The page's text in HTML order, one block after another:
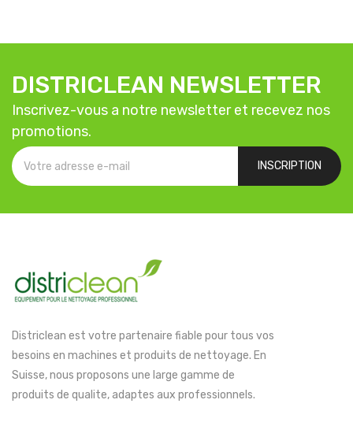
DISTRICLEAN NEWSLETTER
Inscrivez-vous a notre newsletter et recevez nos
promotions.
INSCRIPTION
Districlean est votre partenaire fiable pour tous vos
besoins en machines et produits de nettoyage. En
Suisse, nous proposons une large gamme de
produits de qualite, adaptes aux professionnels.